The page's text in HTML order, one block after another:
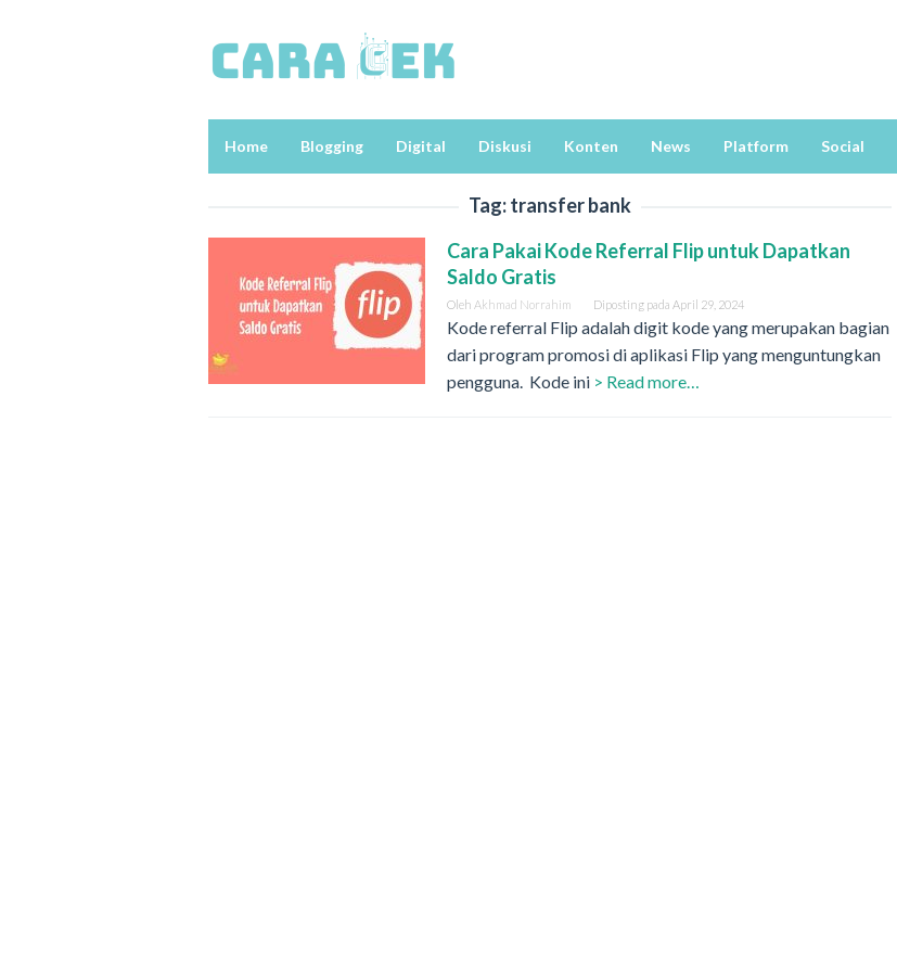
Home Blogging Digital Diskusi Konten News Platform Social
Tag:transfer bank
Cara Pakai Kode Referral Flip untuk Dapatkan
Saldo Gratis
Oleh Akhmad Norrahim Diposting pada April 29, 2024
Kode referral Flip adalah digit kode yang merupakan bagian
dari program promosi di aplikasi Flip yang menguntungkan
pengguna. Kode ini > Read more…